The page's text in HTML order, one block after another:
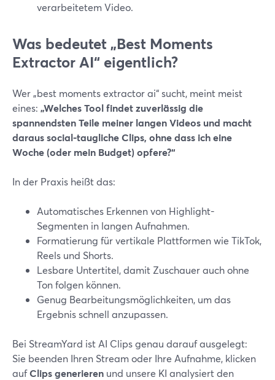
verarbeitetem Video.
Was bedeutet „Best Moments
Extractor AI“ eigentlich?
Wer „best moments extractor ai“ sucht, meint meist
eines: „Welches Tool findet zuverlässig die
spannendsten Teile meiner langen Videos und macht
daraus social-taugliche Clips, ohne dass ich eine
Woche (oder mein Budget) opfere?“
In der Praxis heißt das:
Automatisches Erkennen von Highlight-
Segmenten in langen Aufnahmen.
Formatierung für vertikale Plattformen wie TikTok,
Reels und Shorts.
Lesbare Untertitel, damit Zuschauer auch ohne
Ton folgen können.
Genug Bearbeitungsmöglichkeiten, um das
Ergebnis schnell anzupassen.
Bei StreamYard ist AI Clips genau darauf ausgelegt:
Sie beenden Ihren Stream oder Ihre Aufnahme, klicken
aufClips generieren und unsere KI analysiert den